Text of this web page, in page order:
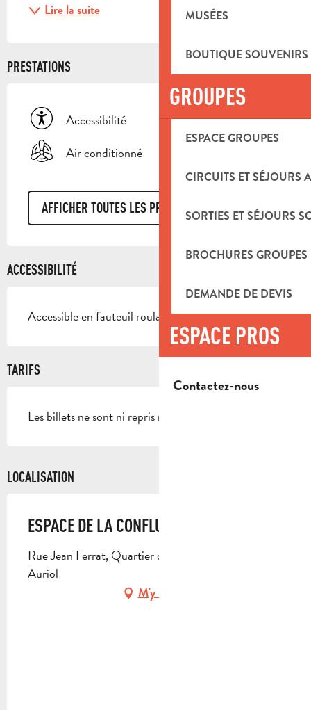
MUSÉES
BOUTIQUE
GROUPES
ESPACE GROUPES
CIRCUITS ET SÉJOURS
SORTIES ET SÉJOURS
BROCHURES GROUPES
DEMANDE DE DEVIS
ESPACE PROS
Contactez-nous
Lire la suite
PRESTATIONS
Accessibilité
Air conditionné
AFFICHER TOUTES LES PRESTATIONS
ACCESSIBILITÉ
Accessible en fauteuil roulant en autonomie
TARIFS
Les billets ne sont ni repris ni échangés.
LOCALISATION
ESPACE DE LA CONFLUENCE
Rue Jean Ferrat, Quartier des Artauds, 13390
Auriol
M'y rendre